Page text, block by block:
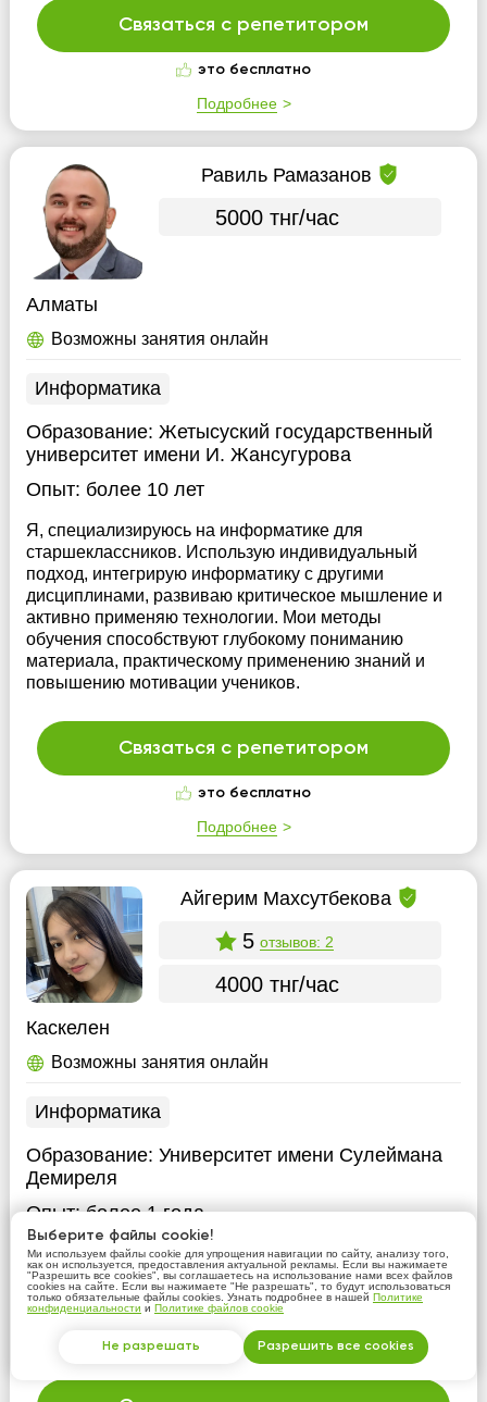
Связаться с репетитором
это бесплатно
Подробнее
Равиль Рамазанов
5000 тнг/час
Алматы
Возможны занятия онлайн
Информатика
Образование: Жетысуский государственный
университет имени И. Жансугурова
Опыт: более 10 лет
Я, специализируюсь на информатике для
старшеклассников. Использую индивидуальный
подход, интегрирую информатику с другими
дисциплинами, развиваю критическое мышление и
активно применяю технологии. Мои методы
обучения способствуют глубокому пониманию
материала, практическому применению знаний и
повышению мотивации учеников.
Связаться с репетитором
это бесплатно
Подробнее
Айгерим Махсутбекова
5 отзывов: 2
4000 тнг/час
Каскелен
Возможны занятия онлайн
Информатика
Образование: Университет имени Сулеймана
Демиреля
Опыт: более 1 года
Учитель физики и информатикиМеня зовут
Айгерим. Учусь в университете им. Сулеймана
Демиреля. Профессия: учитель физики и
информатики. Сейчас работаю в частной школе
преподавателем по информатике
Выберите файлы cookie!
Ми используем файлы cookie для упрощения навигации по сайту, анализу того,
как он используется, предоставления актуальной рекламы. Если вы нажимаете
"Разрешить все cookies", вы соглашаетесь на использование нами всех файлов
cookies на сайте. Если вы нажимаете "Не разрешать", то будут использоваться
только обязательные файлы cookies. Узнать подробнее в нашей Политике
конфиденциальности и Политике файлов cookie
Разрешить все cookies
Не разрешать